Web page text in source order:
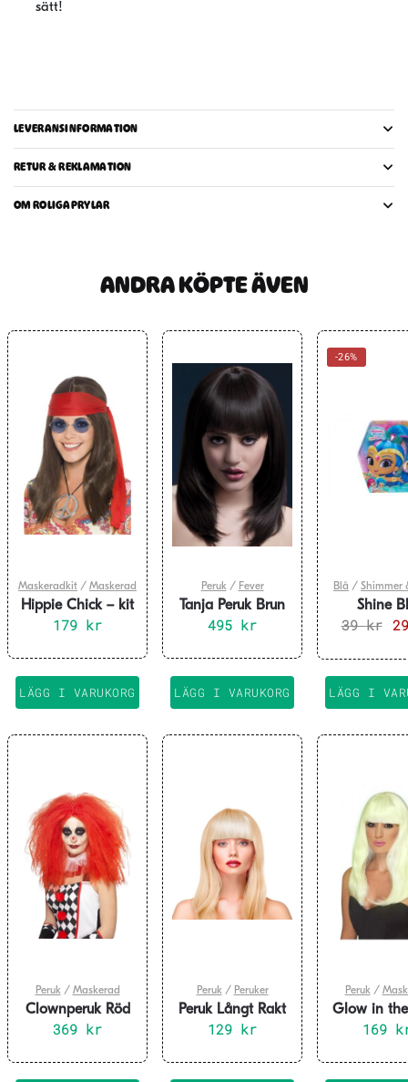
sätt!
LEVERANSINFORMATION
RETUR & REKLAMATION
OM ROLIGAPRYLAR
ANDRA KÖPTE ÄVEN
Maskeradkit / Maskerad
Hippie Chick – kit
179 kr
LÄGG I VARUKORG
Peruk/ Fever
Tanja Peruk Brun
48cm
495 kr
LÄGG I VARUKORG
-26%
Blå / Shimmer
Shine
39kr
LÄGG I
Peruk/ Maskerad
Clownperuk Röd
369 kr
Peruk/ Peruker
Peruk Långt Rakt
Hår – Blond
129 kr
Peruk/
Glow in
Peruk
169